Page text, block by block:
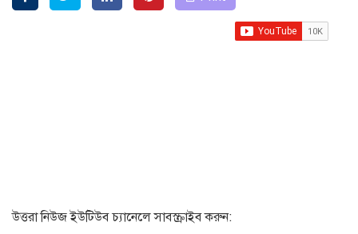
উত্তরা নিউজ ইউটিউব চ্যানেলে সাবস্ক্রাইব করুন: